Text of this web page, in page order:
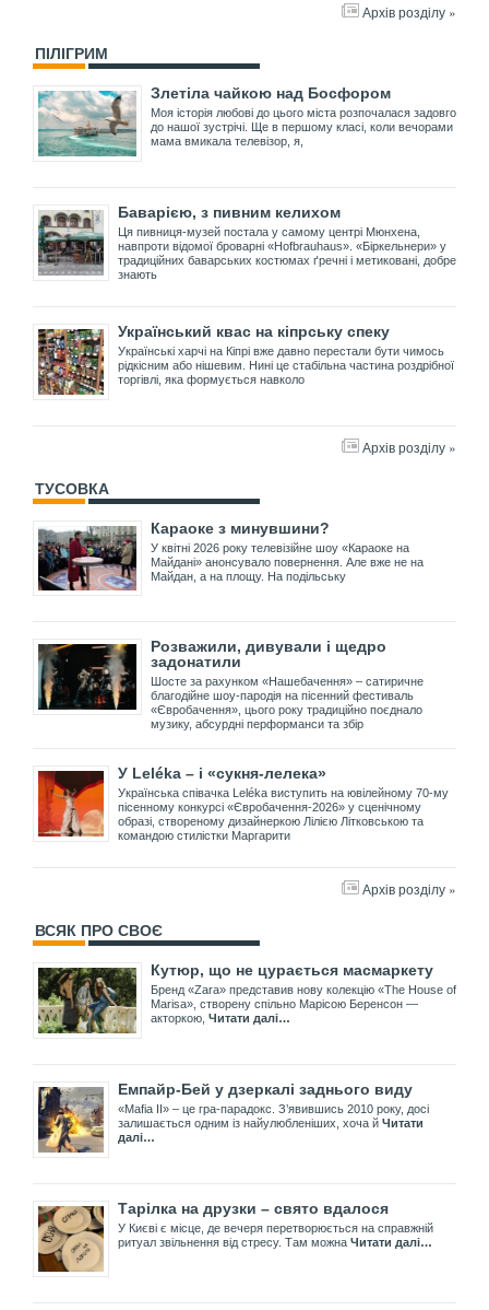
Архів розділу »
ПІЛІГРИМ
Злетіла чайкою над Босфором
Моя історія любові до цього міста розпочалася задовго
до нашої зустрічі. Ще в першому класі, коли вечорами
мама вмикала телевізор, я,
Баварією, з пивним келихом
Ця пивниця-музей постала у самому центрі Мюнхена,
навпроти відомої броварні «Hofbrauhaus». «Біркельнери» у
традиційних баварських костюмах ґречні і метиковані, добре
знають
Український квас на кіпрську спеку
Українські харчі на Кіпрі вже давно перестали бути чимось
рідкісним або нішевим. Нині це стабільна частина роздрібної
торгівлі, яка формується навколо
Архів розділу »
ТУСОВКА
Караоке з минувшини?
У квітні 2026 року телевізійне шоу «Караоке на
Майдані» анонсувало повернення. Але вже не на
Майдан, а на площу. На подільську
Розважили, дивували і щедро
задонатили
Шосте за рахунком «Нашебачення» – сатиричне
благодійне шоу-пародія на пісенний фестиваль
«Євробачення», цього року традиційно поєднало
музику, абсурдні перформанси та збір
У Leléka – і «сукня-лелека»
Українська співачка Leléka виступить на ювілейному 70-му
пісенному конкурсі «Євробачення-2026» у сценічному
образі, створеному дизайнеркою Лілією Літковською та
командою стилістки Маргарити
Архів розділу »
ВСЯК ПРО СВОЄ
Кутюр, що не цурається масмаркету
Бренд «Zara» представив нову колекцію «The House of
Marisa», створену спільно Марісою Беренсон —
акторкою, Читати далі…
Емпайр-Бей у дзеркалі заднього виду
«Mafia II» – це гра-парадокс. З’явившись 2010 року, досі
залишається одним із найулюбленіших, хоча й Читати
далі…
Тарілка на друзки – свято вдалося
У Києві є місце, де вечеря перетворюється на справжній
ритуал звільнення від стресу. Там можна Читати далі…